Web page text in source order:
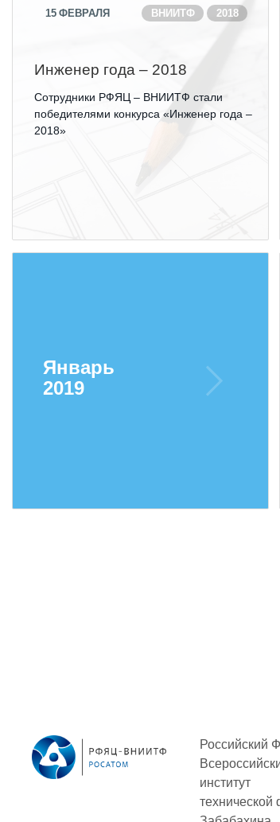
15 ФЕВРАЛЯ ВНИИТФ 2018
Инженер года – 2018
Сотрудники РФЯЦ – ВНИИТФ стали
победителями конкурса «Инженер года –
2018»
Январь
2019
Российский
институт
технической